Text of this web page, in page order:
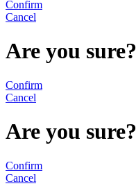
Confirm
Cancel
Are you sure?
Confirm
Cancel
Are you sure?
Confirm
Cancel